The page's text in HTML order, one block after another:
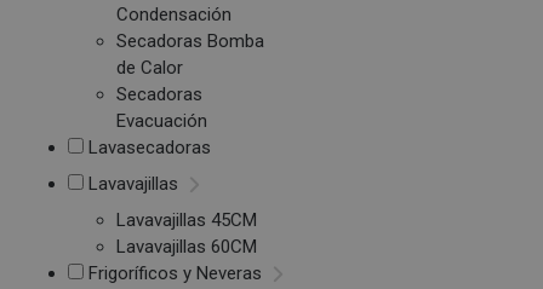
Condensación
Secadoras Bomba
de Calor
Secadoras
Evacuación
Lavasecadoras
Lavavajillas
Lavavajillas 45CM
Lavavajillas 60CM
Frigoríficos y Neveras